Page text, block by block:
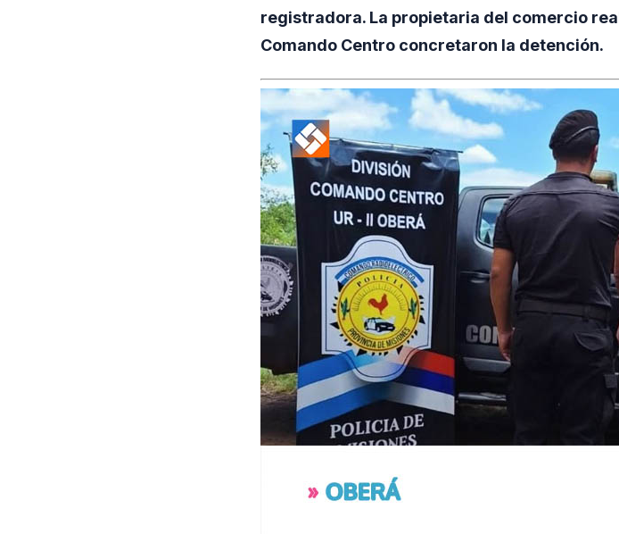
registradora. La propietaria del comercio
Comando Centro concretaron la detención.